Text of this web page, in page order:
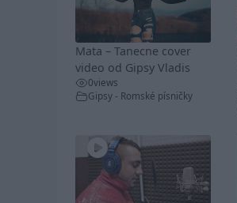
Mata – Tanecne cover
video od Gipsy Vladis
0views
Gipsy - Romské písničky